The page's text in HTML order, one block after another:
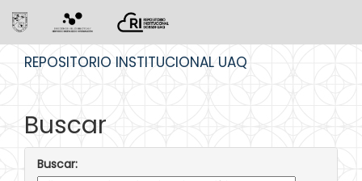
REPOSITORIO INSTITUCIONAL UAQ
Buscar
Buscar: